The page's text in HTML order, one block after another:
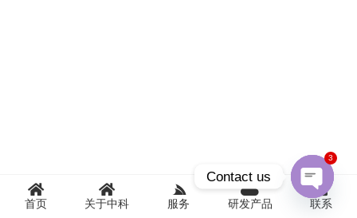
首页 关于中科 服务 研发产品 联系
Contact us
Open
3